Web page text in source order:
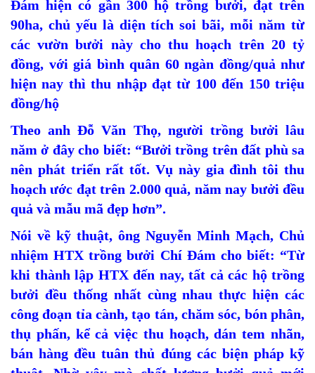
Đám hiện có gần 300 hộ trồng bưởi, đạt trên
90ha, chủ yếu là diện tích soi bãi, mỗi năm từ
các vườn bưởi này cho thu hoạch trên 20 tỷ
đồng, với giá bình quân 60 ngàn đồng/quả như
hiện nay thì thu nhập đạt từ 100 đến 150 triệu
đồng/hộ
Theo anh Đỗ Văn Thọ, người trồng bưởi lâu
năm ở đây cho biết: “Bưởi trồng trên đất phù sa
nên phát triển rất tốt. Vụ này gia đình tôi thu
hoạch ước đạt trên 2.000 quả, năm nay bưởi đều
quả và mẫu mã đẹp hơn”.
Nói về kỹ thuật, ông Nguyễn Minh Mạch, Chủ
nhiệm HTX trồng bưởi Chí Đám cho biết: “Từ
khi thành lập HTX đến nay, tất cả các hộ trồng
bưởi đều thống nhất cùng nhau thực hiện các
công đoạn tỉa cành, tạo tán, chăm sóc, bón phân,
thụ phấn, kể cả việc thu hoạch, dán tem nhãn,
bán hàng đều tuân thủ đúng các biện pháp kỹ